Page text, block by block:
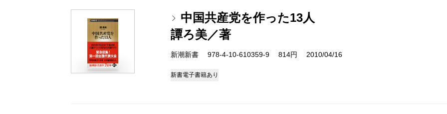
中国共産党を作った13人
譚ろ美／著
新潮新書 978-4-10-610359-9 814円 2010/04/16
新書電子書籍あり